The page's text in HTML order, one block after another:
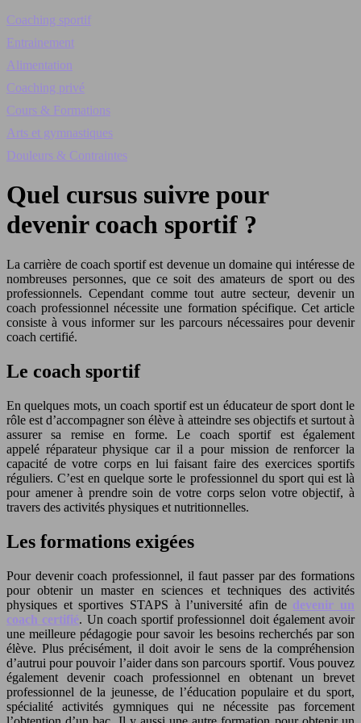
Coaching sportif
Entrainement
Alimentation
Coaching privé
Cours & Formations
Arts et gymnastiques
Douleurs & Contraintes
Quel cursus suivre pour
devenir coach sportif ?
La carrière de coach sportif est devenue un domaine qui intéresse de
nombreuses personnes, que ce soit des amateurs de sport ou des
professionnels. Cependant comme tout autre secteur, devenir un
coach professionnel nécessite une formation spécifique. Cet article
consiste à vous informer sur les parcours nécessaires pour devenir
coach certifié.
Le coach sportif
En quelques mots, un coach sportif est un éducateur de sport dont le
rôle est d’accompagner son élève à atteindre ses objectifs et surtout à
assurer sa remise en forme. Le coach sportif est également
appelé réparateur physique car il a pour mission de renforcer la
capacité de votre corps en lui faisant faire des exercices sportifs
réguliers. C’est en quelque sorte le professionnel du sport qui est là
pour amener à prendre soin de votre corps selon votre objectif, à
travers des activités physiques et nutritionnelles.
Les formations exigées
Pour devenir coach professionnel, il faut passer par des formations
pour obtenir un master en sciences et techniques des activités
physiques et sportives STAPS à l’université afin de devenir un
coach certifié. Un coach sportif professionnel doit également avoir
une meilleure pédagogie pour savoir les besoins recherchés par son
élève. Plus précisément, il doit avoir le sens de la compréhension
d’autrui pour pouvoir l’aider dans son parcours sportif. Vous pouvez
également devenir coach professionnel en obtenant un brevet
professionnel de la jeunesse, de l’éducation populaire et du sport,
spécialité activités gymniques qui ne nécessite pas forcement